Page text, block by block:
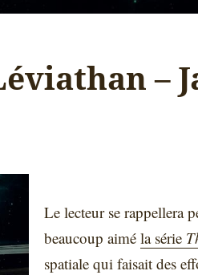
–
Le lecteur se rappellera
beaucoup aiméla série
spatiale qui faisait des